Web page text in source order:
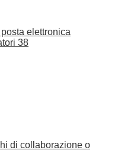
elettronica
38
di collaborazione o